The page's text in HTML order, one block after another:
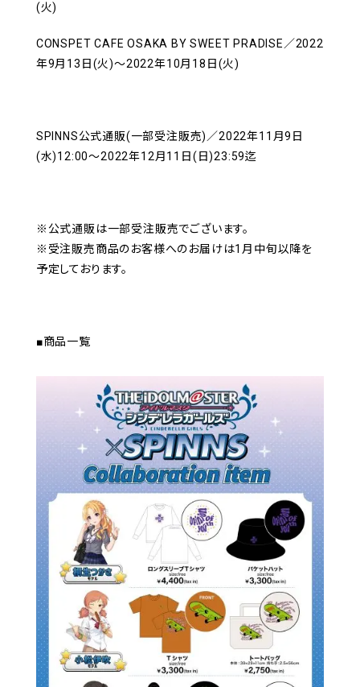
(火)
CONSPET CAFE OSAKA BY SWEET PRADISE／2022
年9月13日(火)～2022年10月18日(火)
SPINNS公式通販(一部受注販売)／2022年11月9日
(水)12:00～2022年12月11日(日)23:59迄
※公式通販は一部受注販売でございます。
※受注販売商品のお客様へのお届けは1月中旬以降を
予定しております。
■商品一覧